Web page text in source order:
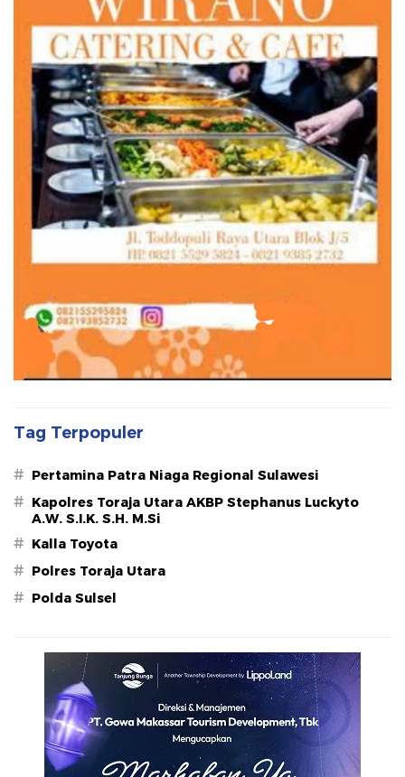
Tag Terpopuler
# Pertamina Patra Niaga Regional Sulawesi
# Kapolres Toraja Utara AKBP Stephanus Luckyto
A.W. S.I.K. S.H. M.Si
# Kalla Toyota
# Polres Toraja Utara
# Polda Sulsel